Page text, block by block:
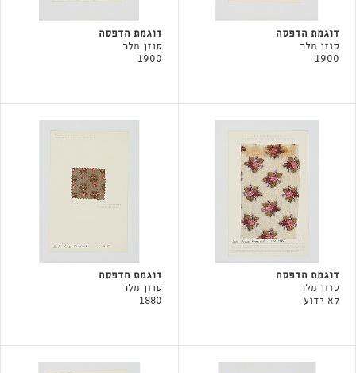
דוגמת הדפסה
סוזן מלר
1900
דוגמת הדפסה
סוזן מלר
1900
דוגמת הדפסה
סוזן מלר
לא ידוע
דוגמת הדפסה
סוזן מלר
1880